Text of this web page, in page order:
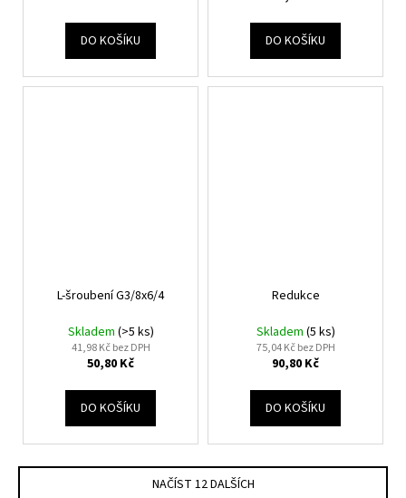
DO KOŠÍKU DO KOŠÍKU
L-šroubení G3/8x6/4
Skladem (>5 ks)
41,98 Kč bez DPH
50,80 Kč
DO KOŠÍKU
Redukce
Skladem (5 ks)
75,04 Kč bez DPH
90,80 Kč
DO KOŠÍKU
NAČÍST 12 DALŠÍCH